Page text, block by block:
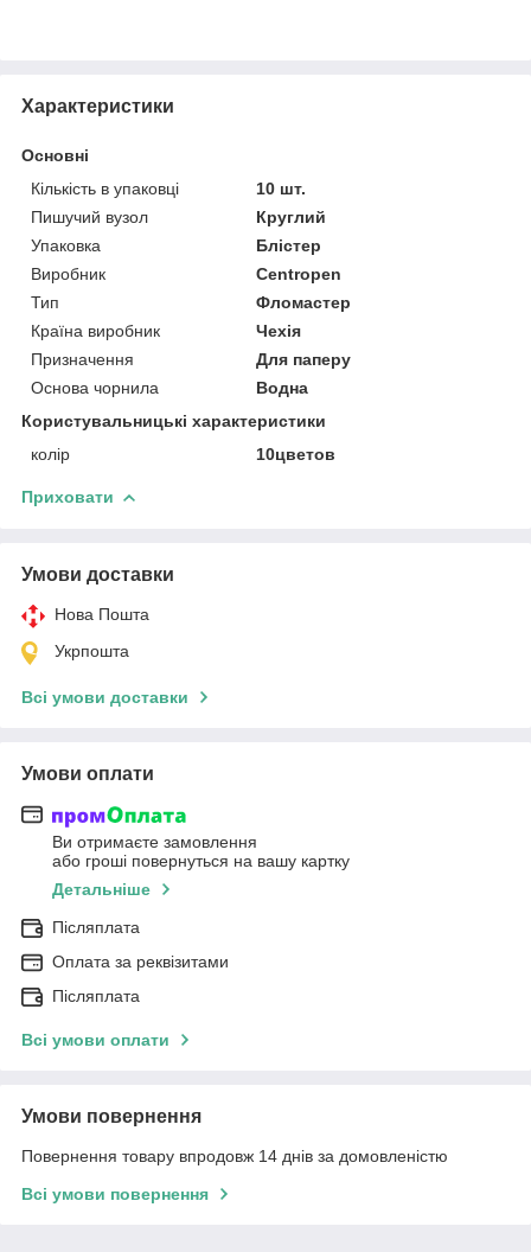
Характеристики
Основні
Кількість в упаковці
10 шт.
Пишучий вузол
Круглий
Упаковка
Блістер
Виробник
Centropen
Тип
Фломастер
Країна виробник
Чехія
Призначення
Для паперу
Основа чорнила
Водна
Користувальницькі характеристики
колір
10цветов
Приховати
Умови доставки
Нова Пошта
Укрпошта
Всі умови доставки
Умови оплати
Ви отримаєте замовлення
або гроші повернуться на вашу картку
Детальніше
Післяплата
Оплата за реквізитами
Післяплата
Всі умови оплати
Умови повернення
Повернення товару впродовж 14 днів за домовленістю
Всі умови повернення